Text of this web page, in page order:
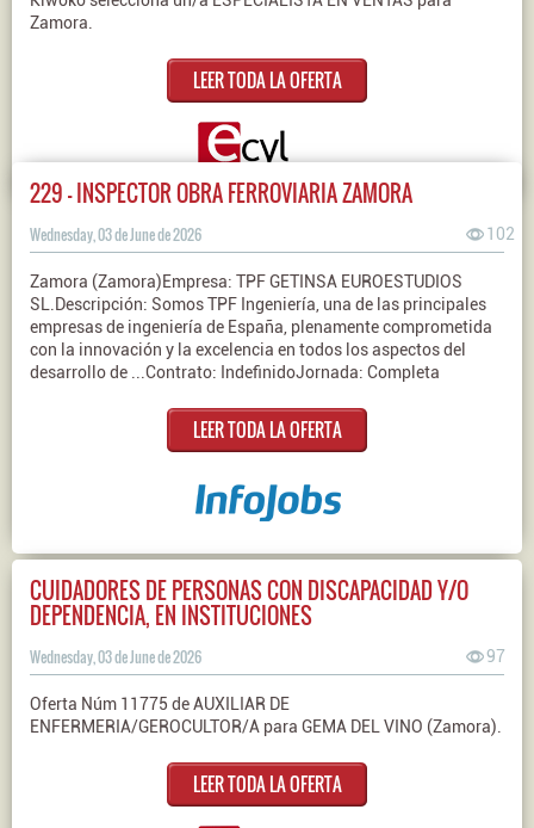
Zamora.
LEER TODA LA OFERTA
229 - INSPECTOR OBRA FERROVIARIA ZAMORA
Wednesday, 03 de June de 2026 102
Zamora (Zamora)Empresa: TPF GETINSA EUROESTUDIOS
SL.Descripción: Somos TPF Ingeniería, una de las principales
empresas de ingeniería de España, plenamente comprometida
con la innovación y la excelencia en todos los aspectos del
desarrollo de ...Contrato: IndefinidoJornada: Completa
LEER TODA LA OFERTA
CUIDADORES DE PERSONAS CON DISCAPACIDAD Y/O
DEPENDENCIA, EN INSTITUCIONES
Wednesday, 03 de June de 2026 97
Oferta Núm 11775 de AUXILIAR DE
ENFERMERIA/GEROCULTOR/A para GEMA DEL VINO (Zamora).
LEER TODA LA OFERTA